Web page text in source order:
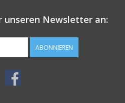
unseren Newsletter an:
ABONNIEREN